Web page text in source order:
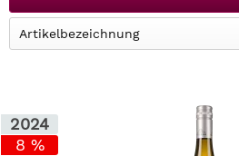
2024
8 %